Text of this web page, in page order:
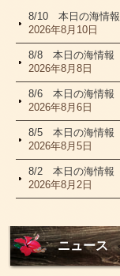
8/10 本日の海情報
2026年8月10日
8/8 本日の海情報
2026年8月8日
8/6 本日の海情報
2026年8月6日
8/5 本日の海情報
2026年8月5日
8/2 本日の海情報
2026年8月2日
ニュース